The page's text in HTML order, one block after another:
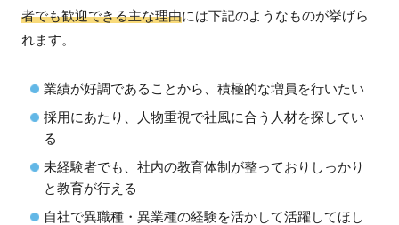
者でも歓迎できる主な理由には下記のようなものが挙げら
れます。
業績が好調であることから、積極的な増員を行いたい
採用にあたり、人物重視で社風に合う人材を探してい
る
未経験者でも、社内の教育体制が整っておりしっかり
と教育が行える
自社で異職種・異業種の経験を活かして活躍してほし